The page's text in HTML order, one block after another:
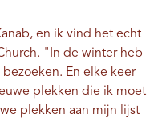
en ik vind het echt
"In de winter heb
En elke keer
plekken die ik moet
plekken aan mijn lijst